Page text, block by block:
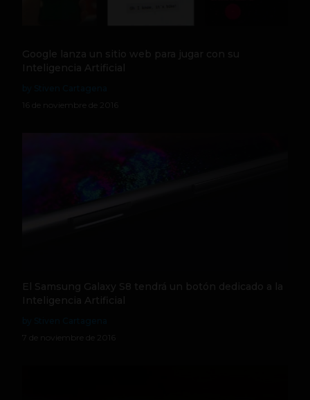
Google lanza un sitio web para jugar con su
Inteligencia Artificial
16 de noviembre de 2016
El Samsung Galaxy S8 tendrá un botón dedicado a la
Inteligencia Artificial
7 de noviembre de 2016